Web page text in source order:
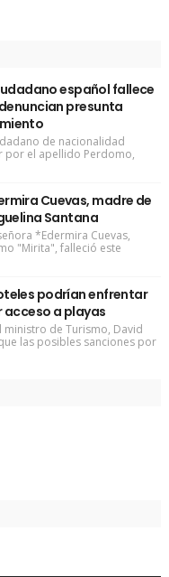
español fallece
presunta
de nacionalidad
por el apellido Perdomo,
Cuevas, madre de
Santana
*Edermira Cuevas,
"Mirita", falleció este
podrían enfrentar
a playas
ministro de Turismo, David
las posibles sanciones por